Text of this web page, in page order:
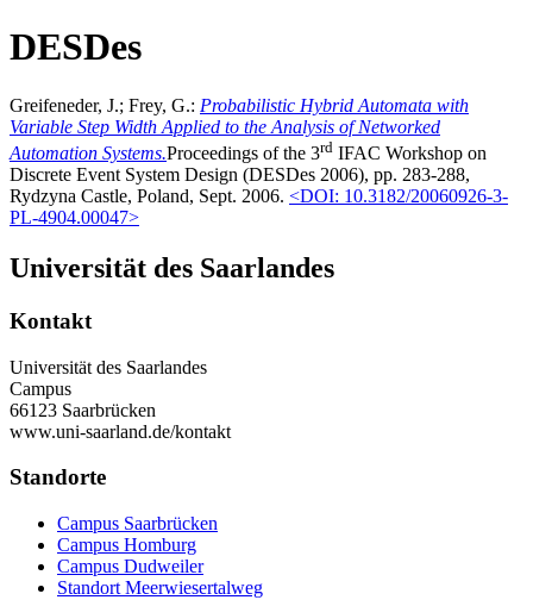
DESDes
Greifeneder, J.; Frey, G.: Probabilistic Hybrid Automata with
Variable Step Width Applied to the Analysis of Networked
Automation Systems.Proceedings of the 3rd IFAC Workshop on
Discrete Event System Design (DESDes 2006), pp. 283-288,
Rydzyna Castle, Poland, Sept. 2006. <DOI: 10.3182/20060926-3-
PL-4904.00047>
Universität des Saarlandes
Kontakt
Universität des Saarlandes
Campus
66123 Saarbrücken
www.uni-saarland.de/kontakt
Standorte
Campus Saarbrücken
Campus Homburg
Campus Dudweiler
Standort Meerwiesertalweg